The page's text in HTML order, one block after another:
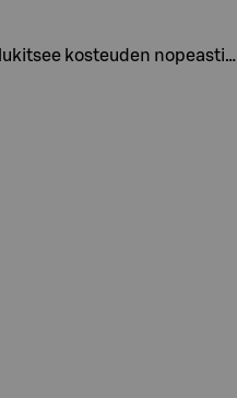
kosteuden nopeasti…